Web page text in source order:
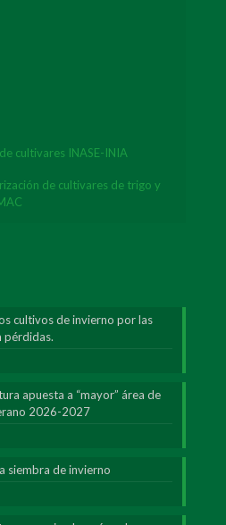
cultivares INASE-INIA
de cultivares de trigo y
cultivos de invierno por las
pérdidas.
apuesta a “mayor” área de
2026-2027
siembra de invierno